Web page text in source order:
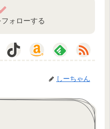
ォローする
しーちゃん